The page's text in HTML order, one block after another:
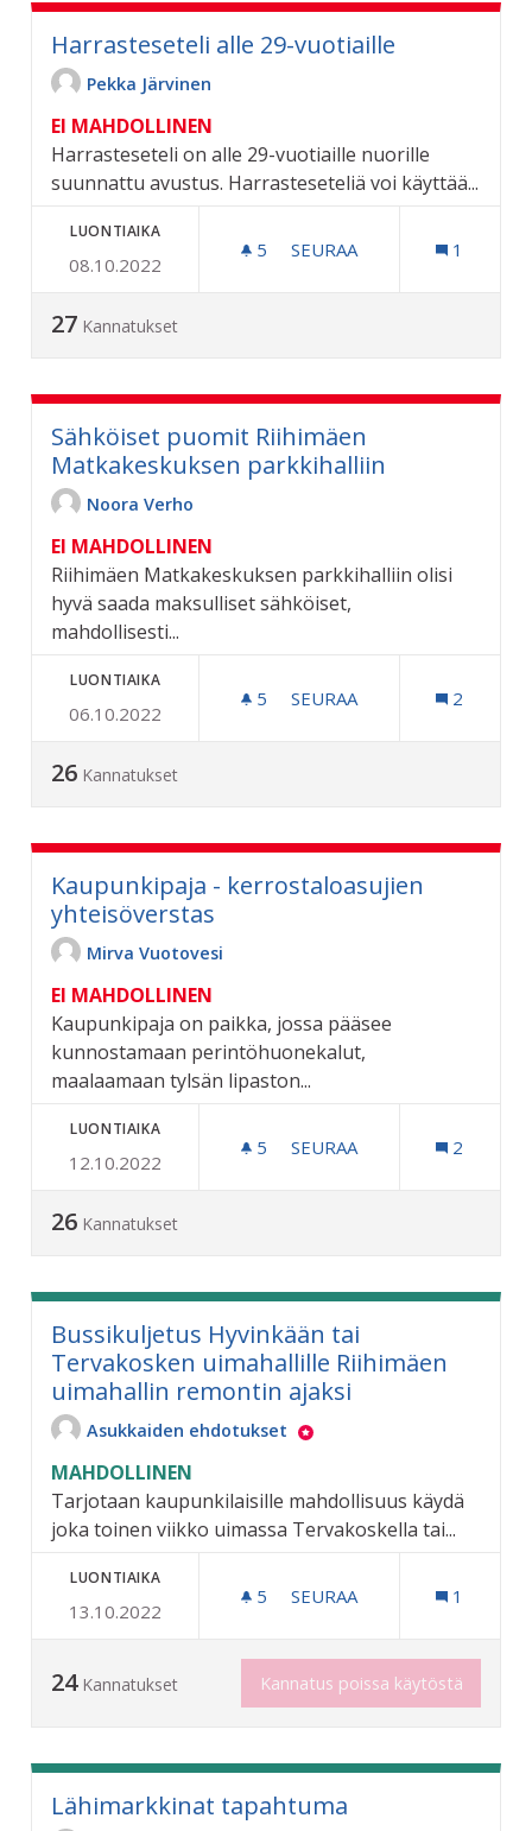
Harrasteseteli alle 29-vuotiaille
Pekka Järvinen
EI MAHDOLLINEN
Harrasteseteli on alle 29-vuotiaille nuorille
suunnattu avustus. Harrasteseteliä voi käyttää...
LUONTIAIKA
08.10.2022
5 5 SEURAAJAA
SEURAA 1
27 Kannatukset
Sähköiset puomit Riihimäen
Matkakeskuksen parkkihalliin
Noora Verho
EI MAHDOLLINEN
Riihimäen Matkakeskuksen parkkihalliin olisi
hyvä saada maksulliset sähköiset,
mahdollisesti...
LUONTIAIKA
06.10.2022
5 5 SEURAAJAA
SEURAA 2
26 Kannatukset
Kaupunkipaja - kerrostaloasujien
yhteisöverstas
Mirva Vuotovesi
EI MAHDOLLINEN
Kaupunkipaja on paikka, jossa pääsee
kunnostamaan perintöhuonekalut,
maalaamaan tylsän lipaston...
LUONTIAIKA
12.10.2022
5 5 SEURAAJAA
SEURAA 2
26 Kannatukset
Bussikuljetus Hyvinkään tai
Tervakosken uimahallille Riihimäen
uimahallin remontin ajaksi
Asukkaiden ehdotukset
MAHDOLLINEN
Tarjotaan kaupunkilaisille mahdollisuus käydä
joka toinen viikko uimassa Tervakoskella tai...
LUONTIAIKA
13.10.2022
5 5 SEURAAJAA
SEURAA 1
24 Kannatukset Kannatus poissa käytöstä
Lähimarkkinat tapahtuma